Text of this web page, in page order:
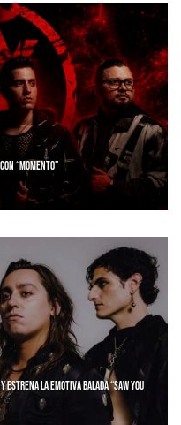
“MOMENTO”
ESTRENA LA EMOTIVA BALADA “SAW YOU